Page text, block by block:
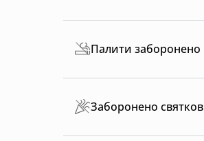
Палити заборонено
Заборонено